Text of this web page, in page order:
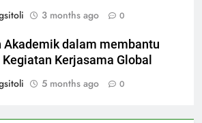
3 months ago 0
Akademik dalam membantu
Kerjasama Global
5 months ago 0